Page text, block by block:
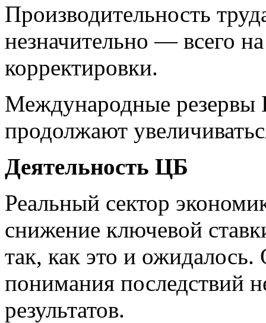
Производительность
незначительно — всего
корректировки.
Международные резервы
продолжают
Деятельность ЦБ
Реальный сектор
снижение ключевой
так, как это и ожидалось.
понимания последствий
результатов.